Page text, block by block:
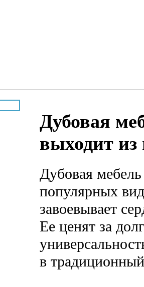
Дубовая
выходит
Дубовая
популярных
завоевывает
Ее ценят за
в